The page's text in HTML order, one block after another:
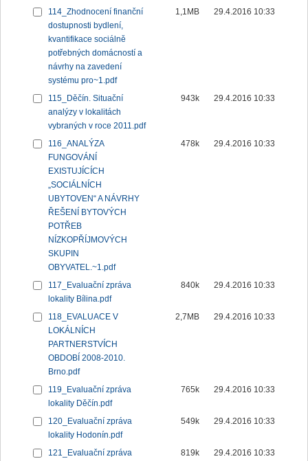
114_Zhodnocení finanční
dostupnosti bydlení,
kvantifikace sociálně
potřebných domácností a
návrhy na zavedení
systému pro~1.pdf
1,1MB 29.4.2016 10:33
115_Děčín. Situační
analýzy v lokalitách
vybraných v roce 2011.pdf
943k 29.4.2016 10:33
116_ANALÝZA
FUNGOVÁNÍ
EXISTUJÍCÍCH
„SOCIÁLNÍCH
UBYTOVEN“ A NÁVRHY
ŘEŠENÍ BYTOVÝCH
POTŘEB
NÍZKOPŘÍJMOVÝCH
SKUPIN
OBYVATEL.~1.pdf
478k 29.4.2016 10:33
117_Evaluační zpráva
lokality Bílina.pdf
840k 29.4.2016 10:33
118_EVALUACE V
LOKÁLNÍCH
PARTNERSTVÍCH
OBDOBÍ 2008-2010.
Brno.pdf
2,7MB 29.4.2016 10:33
119_Evaluační zpráva
lokality Děčín.pdf
765k 29.4.2016 10:33
120_Evaluační zpráva
lokality Hodonín.pdf
549k 29.4.2016 10:33
121_Evaluační zpráva
819k 29.4.2016 10:33